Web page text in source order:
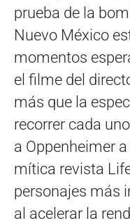
prueba de la
Nuevo México
momentos
el filme del
más que la
recorrer cada
a Oppenheimer
mítica revista
personajes más
al acelerar la